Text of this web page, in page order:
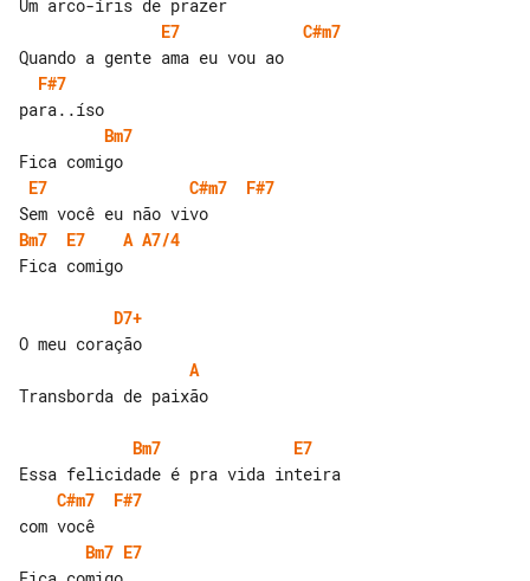
E7
C#m7
F#7
Bm7
E7
C#m7
F#7
Bm7
E7 A A7/4
Fica comigo
D7+
A
Transborda de paixão
Bm7
E7
C#m7
F#7
Bm7 E7